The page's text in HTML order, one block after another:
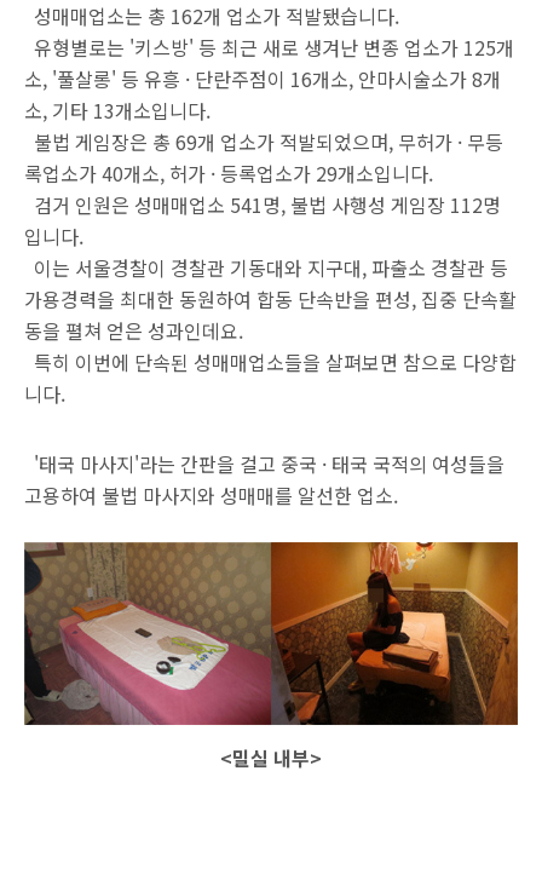
성매매업소는 총 162개 업소가 적발됐습니다.
유형별로는 '키스방' 등 최근 새로 생겨난 변종 업소가 125개
소, '풀살롱' 등 유흥 · 단란주점이 16개소, 안마시술소가 8개
소, 기타 13개소입니다.
불법 게임장은 총 69개 업소가 적발되었으며, 무허가 · 무등
록업소가 40개소, 허가 · 등록업소가 29개소입니다.
검거 인원은 성매매업소 541명, 불법 사행성 게임장 112명
입니다.
이는 서울경찰이 경찰관 기동대와 지구대, 파출소 경찰관 등
가용경력을 최대한 동원하여 합동 단속반을 편성, 집중 단속활
동을 펼쳐 얻은 성과인데요.
특히 이번에 단속된 성매매업소들을 살펴보면 참으로 다양합
니다.
'태국 마사지'라는 간판을 걸고 중국 · 태국 국적의 여성들을
고용하여 불법 마사지와 성매매를 알선한 업소.
<밀실 내부>